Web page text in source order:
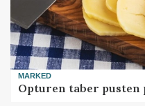
MARKED
Opturen taber pusten